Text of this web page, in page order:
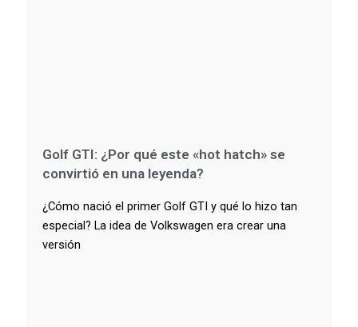
Golf GTI: ¿Por qué este «hot hatch» se
convirtió en una leyenda?
¿Cómo nació el primer Golf GTI y qué lo hizo tan
especial? La idea de Volkswagen era crear una
versión